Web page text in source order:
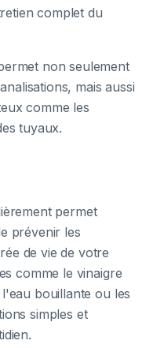
complet du
non seulement
mais aussi
comme les
tuyaux.
permet
prévenir les
de vie de votre
comme le vinaigre
bouillante ou les
simples et